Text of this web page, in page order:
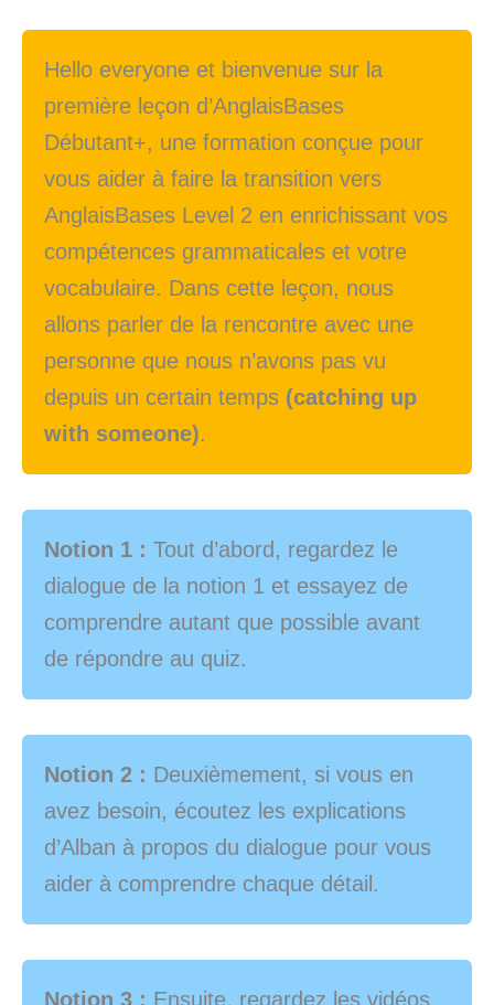
Hello everyone et bienvenue sur la
première leçon d’AnglaisBases
Débutant+, une formation conçue pour
vous aider à faire la transition vers
AnglaisBases Level 2 en enrichissant vos
compétences grammaticales et votre
vocabulaire. Dans cette leçon, nous
allons parler de la rencontre avec une
personne que nous n’avons pas vu
depuis un certain temps (catching up
with someone).
Notion 1 : Tout d’abord, regardez le
dialogue de la notion 1 et essayez de
comprendre autant que possible avant
de répondre au quiz.
Notion 2 : Deuxièmement, si vous en
avez besoin, écoutez les explications
d’Alban à propos du dialogue pour vous
aider à comprendre chaque détail.
Notion 3 : Ensuite, regardez les vidéos